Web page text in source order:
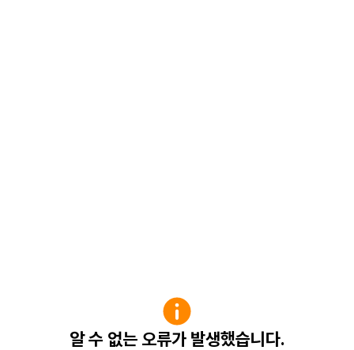
알 수 없는 오류가 발생했습니다.